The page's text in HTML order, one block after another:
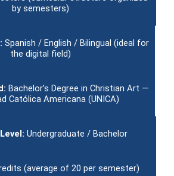
by semesters)
Spanish / English / Bilingual (ideal for
the digital field)
Bachelor’s Degree in Christian Art —
Católica Americana (UNICA)
Undergraduate / Bachelor
(average of 20 per semester)